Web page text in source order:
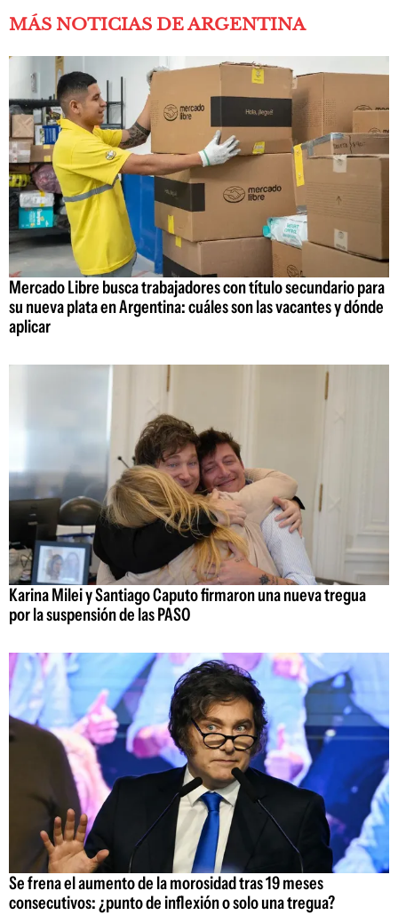
MÁS NOTICIAS DE ARGENTINA
Mercado Libre busca trabajadores con título secundario para
su nueva plata en Argentina: cuáles son las vacantes y dónde
aplicar
Karina Milei y Santiago Caputo firmaron una nueva tregua
por la suspensión de las PASO
Se frena el aumento de la morosidad tras 19 meses
consecutivos: ¿punto de inflexión o solo una tregua?